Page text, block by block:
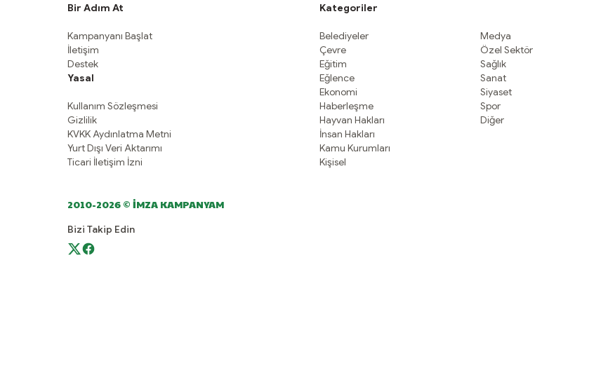
Bir Adım At
Kampanyanı Başlat
İletişim
Destek
Yasal
Kullanım Sözleşmesi
Gizlilik
KVKK Aydınlatma Metni
Yurt Dışı Veri Aktarımı
Ticari İletişim İzni
2010-2026 © İMZA KAMPANYAM
Bizi Takip Edin
Kategoriler
Belediyeler
Çevre
Eğitim
Eğlence
Ekonomi
Haberleşme
Hayvan Hakları
İnsan Hakları
Kamu Kurumları
Kişisel
Medya
Özel Sektör
Sağlık
Sanat
Siyaset
Spor
Diğer